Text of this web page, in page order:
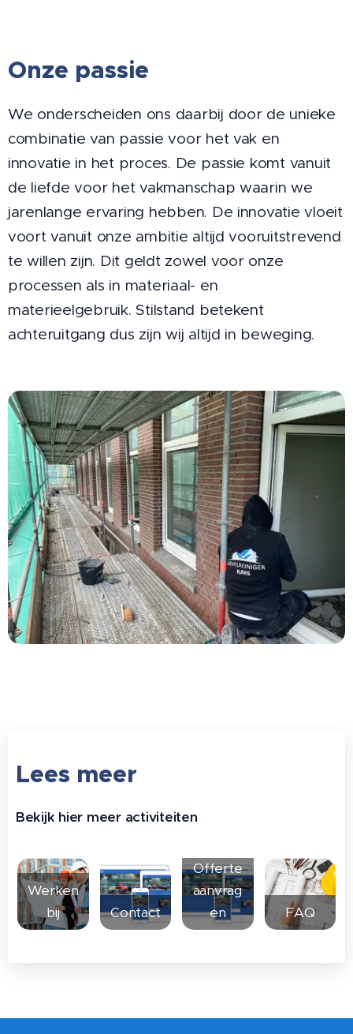
Onze passie
We onderscheiden ons daarbij door de unieke
combinatie van passie voor het vak en
innovatie in het proces. De passie komt vanuit
de liefde voor het vakmanschap waarin we
jarenlange ervaring hebben. De innovatie vloeit
voort vanuit onze ambitie altijd vooruitstrevend
te willen zijn. Dit geldt zowel voor onze
processen als in materiaal- en
materieelgebruik. Stilstand betekent
achteruitgang dus zijn wij altijd in beweging.
Lees meer
Bekijk hier meer activiteiten
Werken
bij
Contact
Offerte
aanvrag
en
FAQ